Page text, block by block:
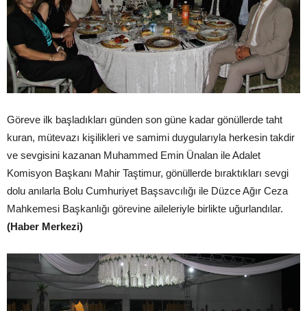
Göreve ilk başladıkları günden son güne kadar gönüllerde taht
kuran, mütevazı kişilikleri ve samimi duygularıyla herkesin takdir
ve sevgisini kazanan Muhammed Emin Ünalan ile Adalet
Komisyon Başkanı Mahir Taştimur, gönüllerde bıraktıkları sevgi
dolu anılarla Bolu Cumhuriyet Başsavcılığı ile Düzce Ağır Ceza
Mahkemesi Başkanlığı görevine aileleriyle birlikte uğurlandılar.
(Haber Merkezi)